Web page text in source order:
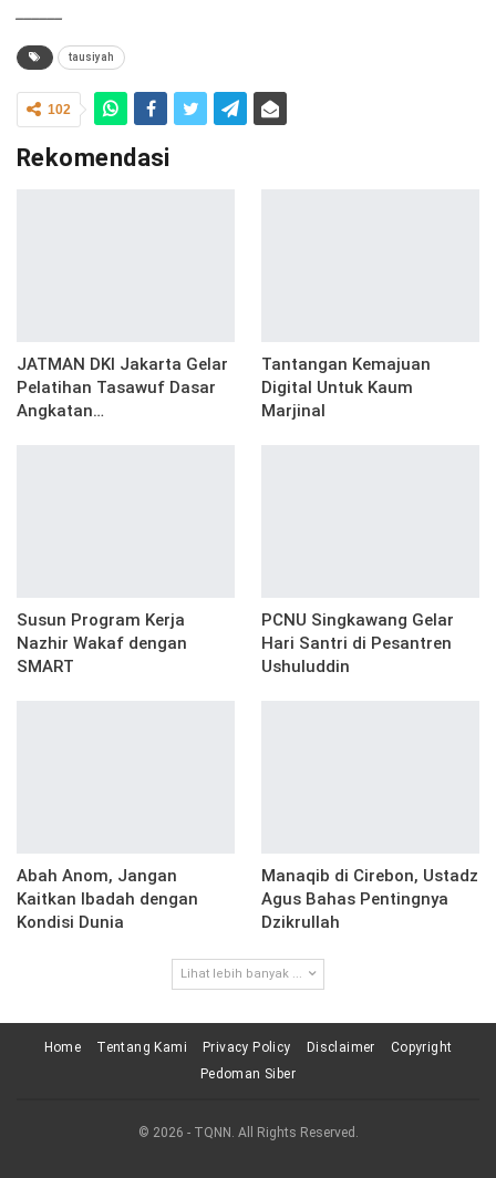
tausiyah
102
Rekomendasi
JATMAN DKI Jakarta Gelar
Pelatihan Tasawuf Dasar
Angkatan…
Tantangan Kemajuan
Digital Untuk Kaum
Marjinal
Susun Program Kerja
Nazhir Wakaf dengan
SMART
PCNU Singkawang Gelar
Hari Santri di Pesantren
Ushuluddin
Abah Anom, Jangan
Kaitkan Ibadah dengan
Kondisi Dunia
Manaqib di Cirebon, Ustadz
Agus Bahas Pentingnya
Dzikrullah
Lihat lebih banyak ...
Home Tentang Kami Privacy Policy Disclaimer
Copyright
Pedoman Siber
© 2026 - TQNN. All Rights Reserved.